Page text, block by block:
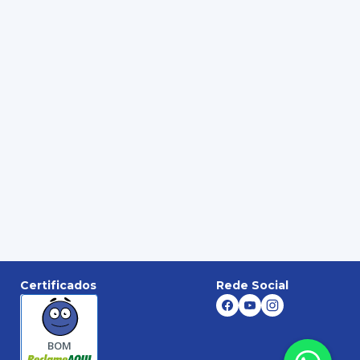
Certificados
BOM
Rede Social